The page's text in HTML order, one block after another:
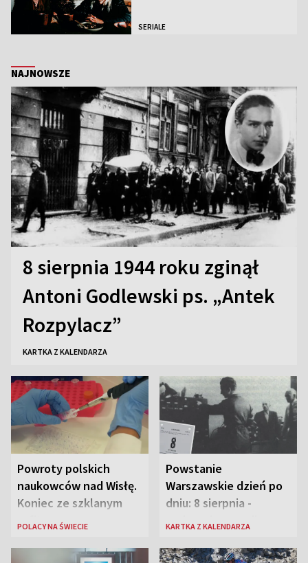
SERIALE
NAJNOWSZE
8 sierpnia 1944 roku zginął
Antoni Godlewski ps. „Antek
Rozpylacz”
KARTKA Z KALENDARZA
Powroty polskich
naukowców nad Wisłę.
Koniec ze szklanym
sufitem
POLACY NA ŚWIECIE
Powstanie
Warszawskie dzień po
dniu: 8 sierpnia -
rozbrzmiewa radio
„Antka Rozpylacza”
KARTKA Z KALENDARZA